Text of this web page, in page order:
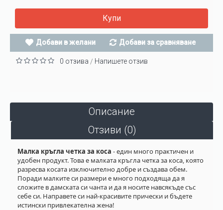
Купи
Добави в желани Добави за сравняване
0 отзива / Напишете отзив
Описание
Отзиви (0)
Малка кръгла четка за коса - един много практичен и
удобен продукт. Това е малката кръгла четка за коса, която
разресва косата изключително добре и създава обем.
Поради малките си размери е много подходяща да я
сложите в дамската си чанта и да я носите навсякъде със
себе си. Направете си най-красивите прически и бъдете
истински привлекателна жена!